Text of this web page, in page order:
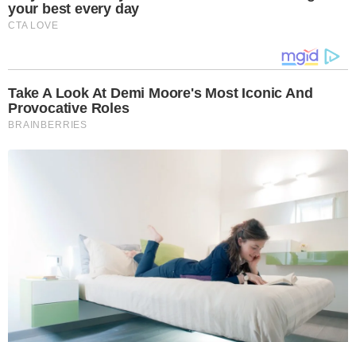
your best every day
CTA LOVE
Take A Look At Demi Moore's Most Iconic And
Provocative Roles
BRAINBERRIES